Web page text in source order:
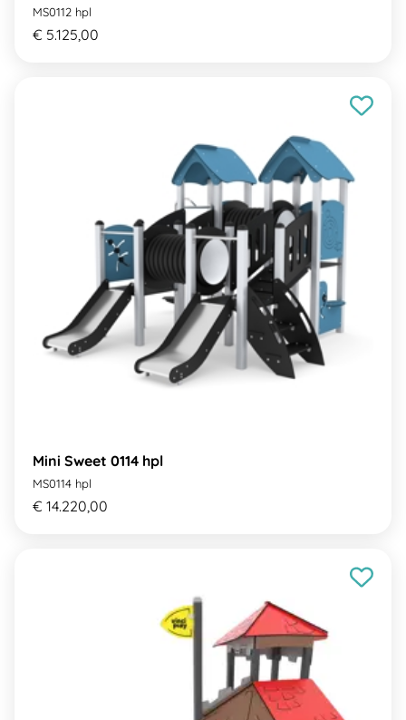
MS0112 hpl
€ 5.125,00
Mini Sweet 0114 hpl
MS0114 hpl
€ 14.220,00